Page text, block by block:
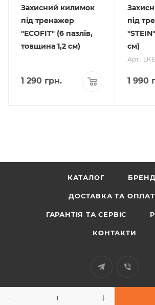
Захисний килимок
під тренажер
"ECOFIT" (6 пазлів,
товщина 1,2 см)
1 290 грн.
під
см)
Арт.:
1 990
КАТАЛОГ
ДОСТАВКА ТА
ГАРАНТІЯ ТА СЕРВІС
КОНТАКТИ
+38 097 948 33 91